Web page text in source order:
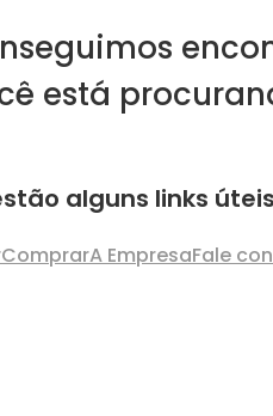
está
alguns links úteis
ComprarA EmpresaFale